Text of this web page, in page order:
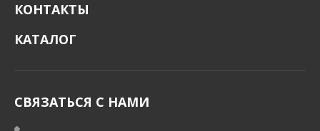
КОНТАКТЫ
КАТАЛОГ
СВЯЗАТЬСЯ С НАМИ